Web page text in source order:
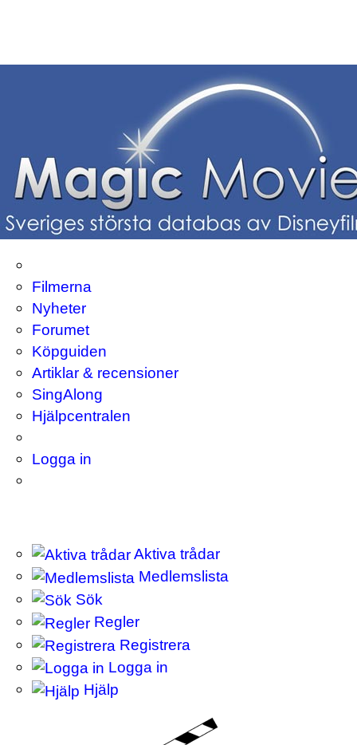
Filmerna
Nyheter
Forumet
Köpguiden
Artiklar & recensioner
SingAlong
Hjälpcentralen
Logga in
Aktiva trådar
Medlemslista
Sök
Regler
Registrera
Logga in
Hjälp